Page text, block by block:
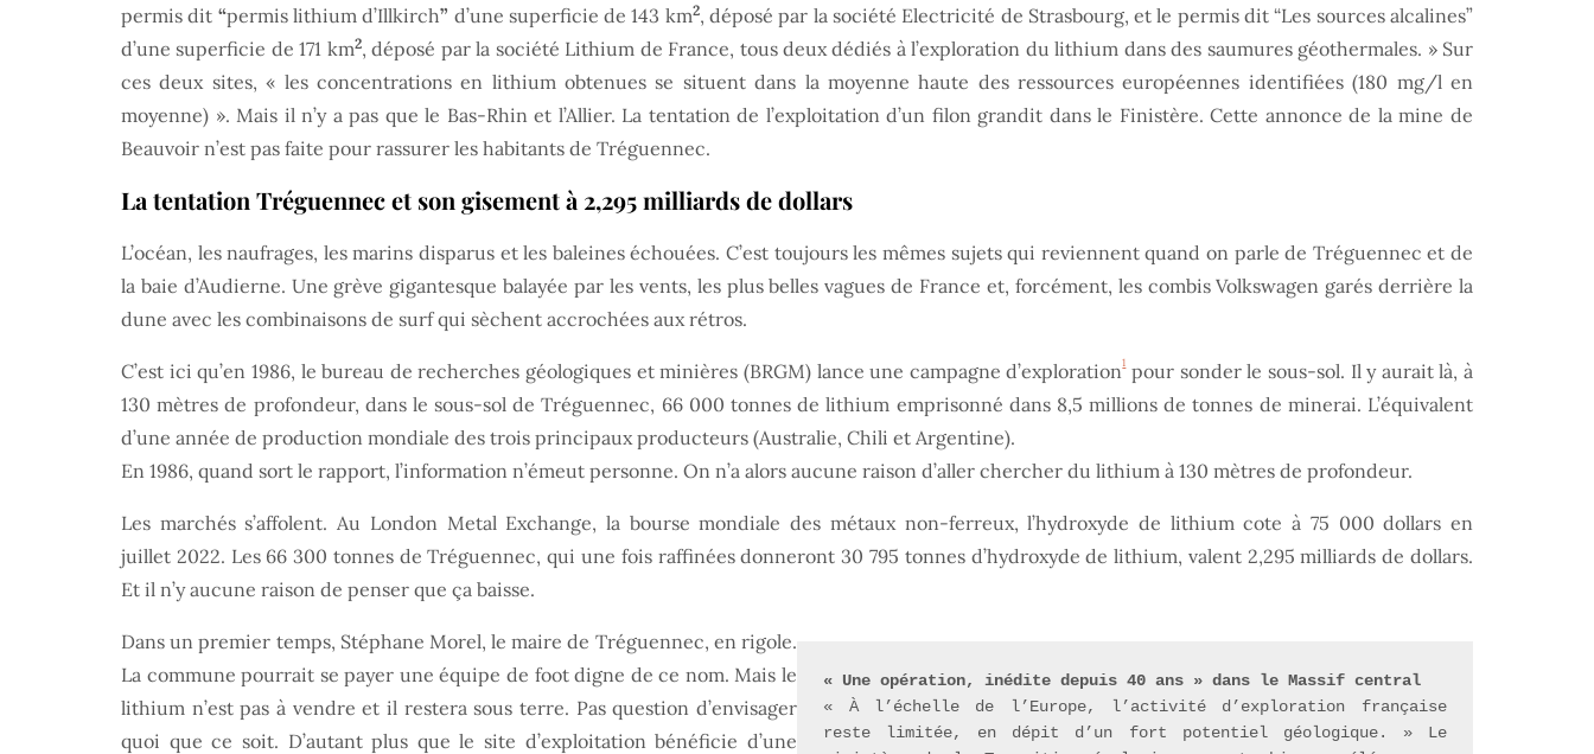
permis dit “permis lithium d’Illkirch” d’une superficie de 143 km2, déposé par la société Electricité de Strasbourg, et le permis dit “Les sources alcalines”
d’une superficie de 171 km2, déposé par la société Lithium de France, tous deux dédiés à l’exploration du lithium dans des saumures géothermales. » Sur
ces deux sites, « les concentrations en lithium obtenues se situent dans la moyenne haute des ressources européennes identifiées (180 mg/l en
moyenne) ». Mais il n’y a pas que le Bas-Rhin et l’Allier. La tentation de l’exploitation d’un filon grandit dans le Finistère. Cette annonce de la mine de
Beauvoir n’est pas faite pour rassurer les habitants de Tréguennec.
La tentation Tréguennec et son gisement à 2,295 milliards de dollars
L’océan, les naufrages, les marins disparus et les baleines échouées. C’est toujours les mêmes sujets qui reviennent quand on parle de Tréguennec et de
la baie d’Audierne. Une grève gigantesque balayée par les vents, les plus belles vagues de France et, forcément, les combis Volkswagen garés derrière la
dune avec les combinaisons de surf qui sèchent accrochées aux rétros.
C’est ici qu’en 1986, le bureau de recherches géologiques et minières (BRGM) lance une campagne d’exploration1pour sonder le sous-sol. Il y aurait là, à
130 mètres de profondeur, dans le sous-sol de Tréguennec, 66 000 tonnes de lithium emprisonné dans 8,5 millions de tonnes de minerai. L’équivalent
d’une année de production mondiale des trois principaux producteurs (Australie, Chili et Argentine).
En 1986, quand sort le rapport, l’information n’émeut personne. On n’a alors aucune raison d’aller chercher du lithium à 130 mètres de profondeur.
Les marchés s’affolent. Au London Metal Exchange, la bourse mondiale des métaux non-ferreux, l’hydroxyde de lithium cote à 75 000 dollars en
juillet 2022. Les 66 300 tonnes de Tréguennec, qui une fois raffinées donneront 30 795 tonnes d’hydroxyde de lithium, valent 2,295 milliards de dollars.
Et il n’y aucune raison de penser que ça baisse.
Dans un premier temps, Stéphane Morel, le maire de Tréguennec, en rigole.
La commune pourrait se payer une équipe de foot digne de ce nom. Mais le
lithium n’est pas à vendre et il restera sous terre. Pas question d’envisager
quoi que ce soit. D’autant plus que le site d’exploitation bénéficie d’une
« Une opération, inédite depuis 40 ans » dans le Massif central
« À l’échelle de l’Europe, l’activité d’exploration française
reste limitée, en dépit d’un fort potentiel géologique. » Le